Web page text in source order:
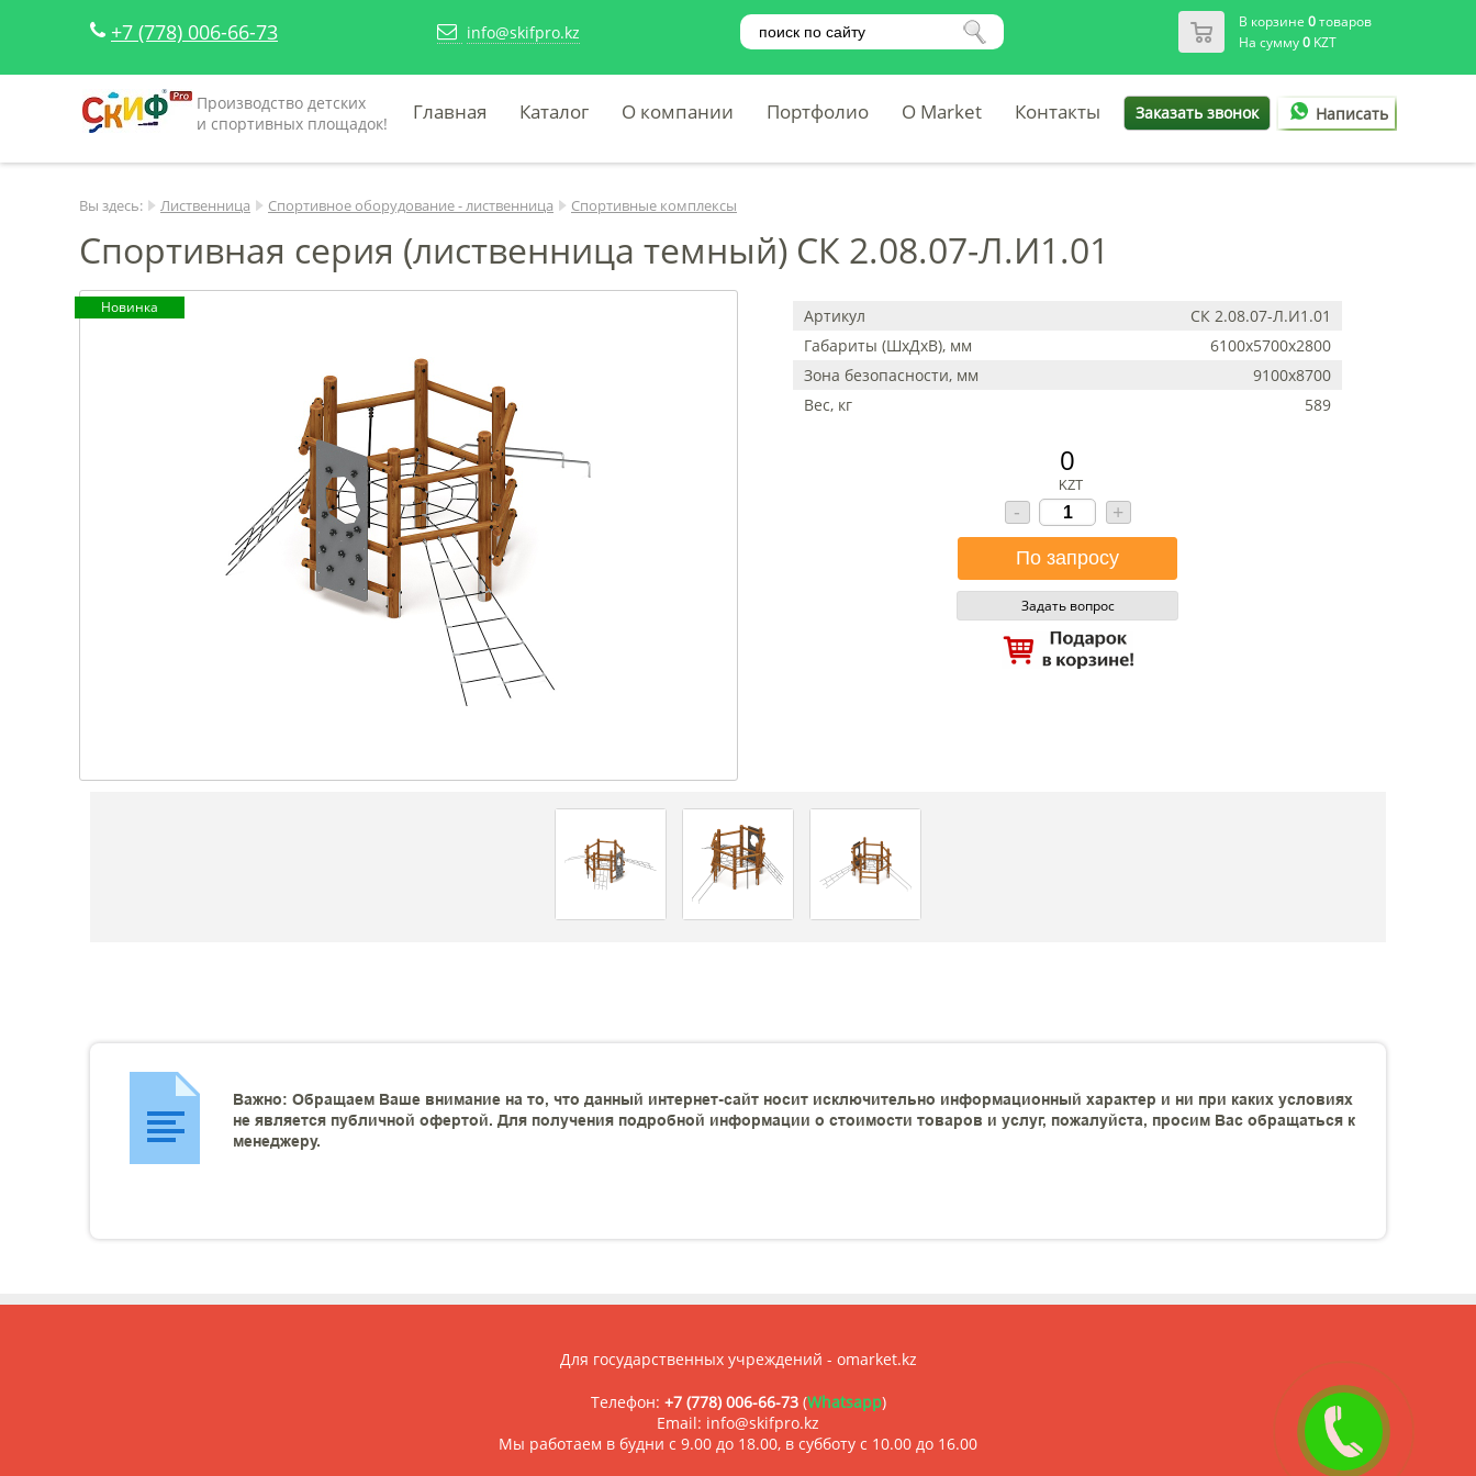
+7 (778) 006-66-73 info@skifpro.kz В корзине 0товаров
На сумму0KZT
Производство детских
и спортивных площадок!
Главная Каталог О компании Портфолио O Market Контакты Заказать звонок Написать
Вы здесь: Лиственница Спортивное оборудование - лиственница Спортивные комплексы
Спортивная серия (лиственница темный) СК 2.08.07-Л.И1.01
Новинка Артикул
СК 2.08.07-Л.И1.01
Габариты (ШхДхВ), мм
6100х5700х2800
Зона безопасности, мм
9100х8700
Вес, кг
589
0
KZT
- +
Задать вопрос
Важно: Обращаем Ваше внимание на то, что данный интернет-сайт носит исключительно информационный характер и ни при каких условиях
не является публичной офертой. Для получения подробной информации о стоимости товаров и услуг, пожалуйста, просим Вас обращаться к
менеджеру.
Для государственных учреждений - omarket.kz
Телефон: +7 (778) 006-66-73(Whatsapp)
Email: info@skifpro.kz
Мы работаем в будни с 9.00 до 18.00, в субботу с 10.00 до 16.00